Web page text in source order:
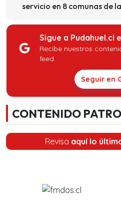
servicio en 8 comunas de
Sigue a Pudahuel.cl
Recibe nuestros
feed.
Seguir en
CONTENIDO
Revisa aquí lo